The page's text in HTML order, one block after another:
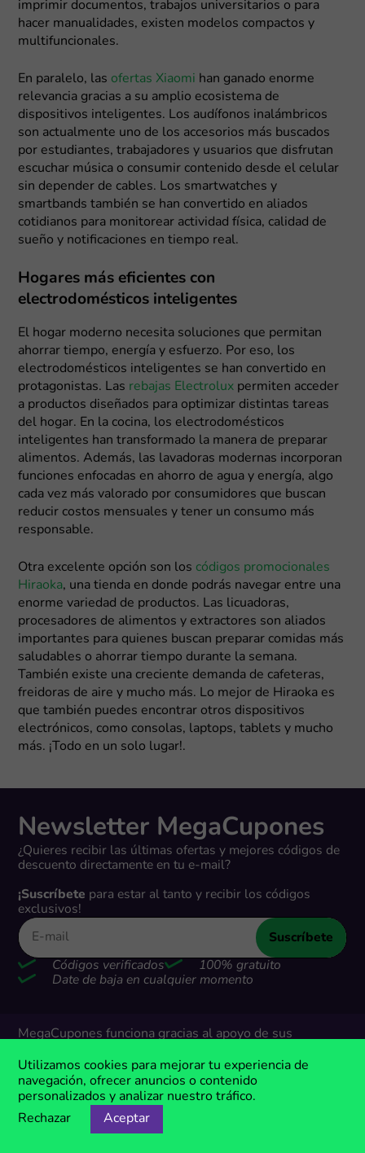
imprimir documentos, trabajos universitarios o para
hacer manualidades, existen modelos compactos y
multifuncionales.
En paralelo, las ofertas Xiaomi han ganado enorme
relevancia gracias a su amplio ecosistema de
dispositivos inteligentes. Los audífonos inalámbricos
son actualmente uno de los accesorios más buscados
por estudiantes, trabajadores y usuarios que disfrutan
escuchar música o consumir contenido desde el celular
sin depender de cables. Los smartwatches y
smartbands también se han convertido en aliados
cotidianos para monitorear actividad física, calidad de
sueño y notificaciones en tiempo real.
Hogares más eficientes con
electrodomésticos inteligentes
El hogar moderno necesita soluciones que permitan
ahorrar tiempo, energía y esfuerzo. Por eso, los
electrodomésticos inteligentes se han convertido en
protagonistas. Las rebajas Electrolux permiten acceder
a productos diseñados para optimizar distintas tareas
del hogar. En la cocina, los electrodomésticos
inteligentes han transformado la manera de preparar
alimentos. Además, las lavadoras modernas incorporan
funciones enfocadas en ahorro de agua y energía, algo
cada vez más valorado por consumidores que buscan
reducir costos mensuales y tener un consumo más
responsable.
Otra excelente opción son los códigos promocionales
Hiraoka, una tienda en donde podrás navegar entre una
enorme variedad de productos. Las licuadoras,
procesadores de alimentos y extractores son aliados
importantes para quienes buscan preparar comidas más
saludables o ahorrar tiempo durante la semana.
También existe una creciente demanda de cafeteras,
freidoras de aire y mucho más. Lo mejor de Hiraoka es
que también puedes encontrar otros dispositivos
electrónicos, como consolas, laptops, tablets y mucho
más. ¡Todo en un solo lugar!.
Newsletter MegaCupones
¿Quieres recibir las últimas ofertas y mejores códigos de
descuento directamente en tu e-mail?
¡Suscríbete para estar al tanto y recibir los códigos
exclusivos!
Suscríbete
Códigos verificados
100% gratuito
Date de baja en cualquier momento
MegaCupones funciona gracias al apoyo de sus
enlaces en nuestro sitio web, podemos ganar una
pequeña comisión de nuestros socios.
Utilizamos cookies para mejorar tu experiencia de
navegación, ofrecer anuncios o contenido
personalizados y analizar nuestro tráfico.
Rechazar
Aceptar